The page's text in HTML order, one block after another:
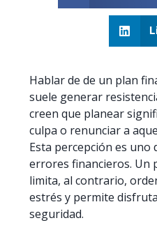
Hablar de de un plan
suele generar
creen que planear
culpa o renunciar a
Esta percepción es uno
errores financieros. Un
limita, al contrario,
estrés y permite
seguridad.